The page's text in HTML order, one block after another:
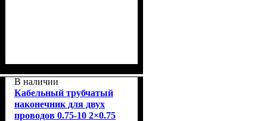
В наличии
Кабельный трубчатый
наконечник для двух
проводов 0.75-10 2×0.75